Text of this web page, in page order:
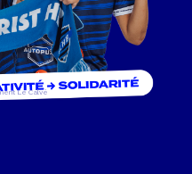
Le Calvé